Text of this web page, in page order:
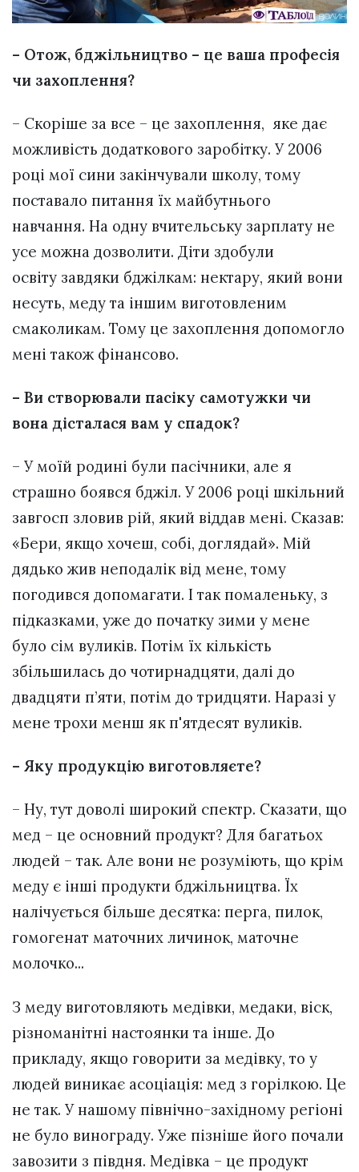
– Отож, бджільництво – це ваша професія
чи захоплення?
– Скоріше за все – це захоплення, яке дає
можливість додаткового заробітку. У 2006
році мої сини закінчували школу, тому
поставало питання їх майбутнього
навчання. На одну вчительську зарплату не
усе можна дозволити. Діти здобули
освіту завдяки бджілкам: нектару, який вони
несуть, меду та іншим виготовленим
смаколикам. Тому це захоплення допомогло
мені також фінансово.
– Ви створювали пасіку самотужки чи
вона дісталася вам у спадок?
– У моїй родині були пасічники, але я
страшно боявся бджіл. У 2006 році шкільний
завгосп зловив рій, який віддав мені. Сказав:
«Бери, якщо хочеш, собі, доглядай». Мій
дядько жив неподалік від мене, тому
погодився допомагати. І так помаленьку, з
підказками, уже до початку зими у мене
було сім вуликів. Потім їх кількість
збільшилась до чотирнадцяти, далі до
двадцяти п’яти, потім до тридцяти. Наразі у
мене трохи менш як п'ятдесят вуликів.
– Яку продукцію виготовляєте?
– Ну, тут доволі широкий спектр. Сказати, що
мед – це основний продукт? Для багатьох
людей – так. Але вони не розуміють, що крім
меду є інші продукти бджільництва. Їх
налічується більше десятка: перга, пилок,
гомогенат маточних личинок, маточне
молочко...
З меду виготовляють медівки, медаки, віск,
різноманітні настоянки та інше. До
прикладу, якщо говорити за медівку, то у
людей виникає асоціація: мед з горілкою. Це
не так. У нашому північно-західному регіоні
не було винограду. Уже пізніше його почали
завозити з півдня. Медівка – це продукт